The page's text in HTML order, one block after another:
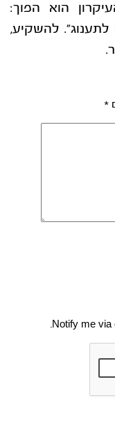
הוא הפוך:
לתענוג”. להשקיע,
*
Notify me